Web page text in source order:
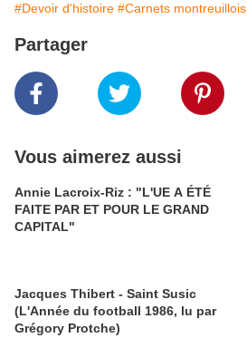
#Devoir d'histoire #Carnets montreuillois
Partager
Vous aimerez aussi
Annie Lacroix-Riz : "L'UE A ÉTÉ
FAITE PAR ET POUR LE GRAND
CAPITAL"
Jacques Thibert - Saint Susic
(L'Année du football 1986, lu par
Grégory Protche)